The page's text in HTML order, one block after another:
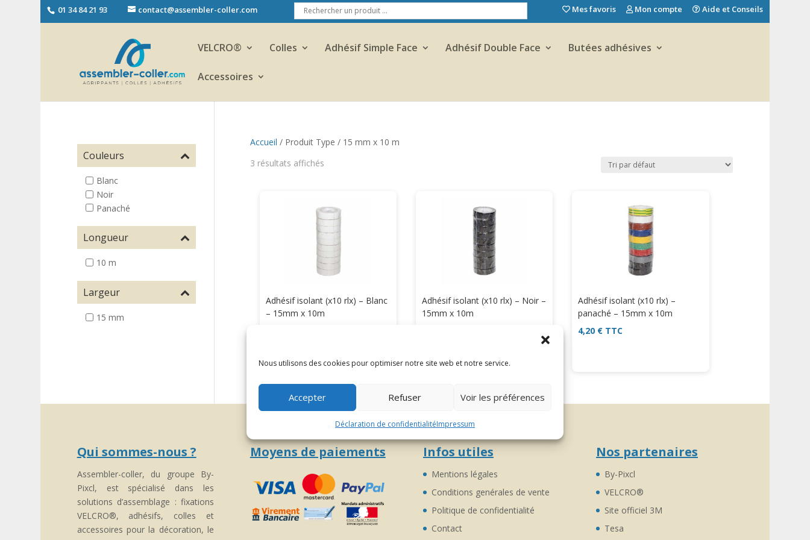
Nous utilisons des cookies pour optimiser notre site web et notre service.
Accepter Refuser Voir les préférences
Déclaration de confidentialitéImpressum
01 34 84 21 93 contact@assembler-coller.com Mes favoris Mon compte Aide et Conseils
VELCRO® Colles Adhésif Simple Face Adhésif Double Face Butées adhésives
Accessoires
Accueil / Produit Type / 15 mm x 10 m
3 résultats affichés
Adhésif isolant (x10 rlx) – Blanc
– 15mm x 10m
Adhésif isolant (x10 rlx) – Noir –
15mm x 10m
Adhésif isolant (x10 rlx) –
panaché – 15mm x 10m
4,20 € TTC
Couleurs
Blanc
Noir
Panaché
Longueur
10 m
Largeur
15 mm
Qui sommes-nous ?
Assembler-coller, du groupe By-
Pixcl, est spécialisé dans les
solutions d’assemblage : fixations
VELCRO®, adhésifs, colles et
accessoires pour la décoration, le
Moyens de paiements Infos utiles
Mentions légales
Conditions genérales de vente
Politique de confidentialité
Contact
Nos partenaires
By-Pixcl
VELCRO®
Site officiel 3M
Tesa